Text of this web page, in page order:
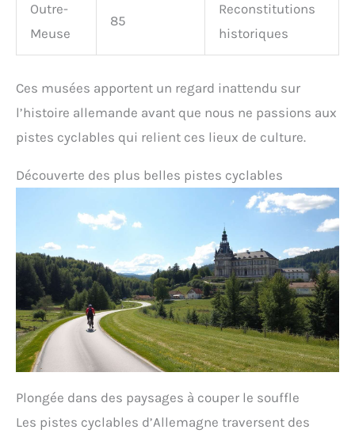
Outre-
Meuse
85
Reconstitutions
historiques
Ces musées apportent un regard inattendu sur
l’histoire allemande avant que nous ne passions aux
pistes cyclables qui relient ces lieux de culture.
Découverte des plus belles pistes cyclables
Plongée dans des paysages à couper le souffle
Les pistes cyclables d’Allemagne traversent des